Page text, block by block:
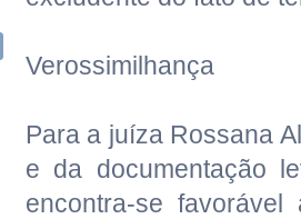
Verossimilhança
Para a juíza Rossana
e da documentação
encontra-se